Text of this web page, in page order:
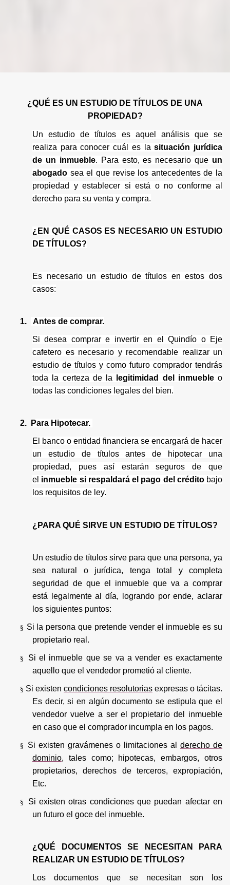
¿QUÉ ES UN ESTUDIO DE TÍTULOS DE UNA
PROPIEDAD?
Un estudio de títulos es aquel análisis que se
realiza para conocer cuál es lasituación jurídica
de un inmueble. Para esto, es necesario que un
abogado sea el que revise los antecedentesde la
propiedad y establecer si está o no conforme al
derecho para su venta y compra.
¿EN QUÉ CASOS ES NECESARIO UN ESTUDIO
DE TÍTULOS?
Es necesario un estudio de títulos en estos dos
casos:
1. Antes de comprar.
Si desea comprar e invertir en el Quindío o Eje
cafetero es necesario y recomendable realizar un
estudio de títulos y como futuro comprador tendrás
toda la certeza de la
legitimidad del inmuebleo
todas las condiciones legales del bien.
2. Para Hipotecar.
El banco o entidad financiera se encargará de hacer
un estudio de títulos antes de hipotecar una
propiedad, pues así estarán seguros de que
el inmueble si respaldará el pago del créditobajo
los requisitos de ley.
¿PARA QUÉ SIRVE UN ESTUDIO DE TÍTULOS?
Un estudio de títulos sirve para que una persona, ya
sea natural o jurídica, tenga total y completa
seguridad de que el inmueble que va a comprar
está legalmente al día, logrando por ende, aclarar
los siguientes puntos:
§ Si la persona que pretende vender el inmueble es su
propietario real.
§
Si el inmueble que se va a vender es exactamente
aquello que el vendedor prometió al cliente.
§ Si existen condiciones resolutorias expresas o tácitas.
Es decir, si en algún documento se estipula que el
vendedor vuelve a ser el propietario del inmueble
en caso que el comprador incumpla en los pagos.
§ Si existen gravámenes o limitaciones al derecho de
dominio, tales como; hipotecas, embargos, otros
propietarios, derechos de terceros, expropiación,
Etc.
§
Si existen otras condiciones que puedan afectar en
un futuro el goce del inmueble.
¿QUÉ DOCUMENTOS SE NECESITAN PARA
REALIZAR UN ESTUDIO DE TÍTULOS?
Los documentos que se necesitan son los